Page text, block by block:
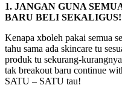
1. JANGAN GUNA
BARU BELI SEKALIGUS!
Kenapa xboleh pakai semua
tahu sama ada skincare tu
produk tu sekurang-
tak breakout baru continue
SATU – SATU tau!